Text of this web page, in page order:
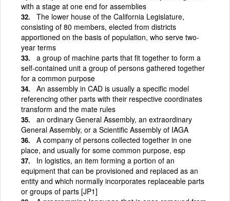
with a stage at one end for assemblies
The lower house of the California Legislature,
consisting of 80 members, elected from districts
apportioned on the basis of population, who serve two-
year terms
a group of machine parts that fit together to form a
self-contained unit a group of persons gathered together
for a common purpose
An assembly in CAD is usually a specific model
referencing other parts with their respective coordinates
transform and the mate rules
an ordinary General Assembly, an extraordinary
General Assembly, or a Scientific Assembly of IAGA
A company of persons collected together in one
place, and usually for some common purpose, esp
In logistics, an item forming a portion of an
equipment that can be provisioned and replaced as an
entity and which normally incorporates replaceable parts
or groups of parts [JP1]